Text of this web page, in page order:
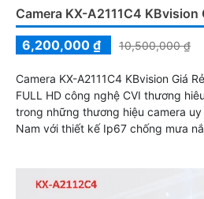
Camera KX-A2111C4 KBvision
6,200,000 ₫
10,500,000 ₫
Camera KX-A2111C4 KBvision Giá
FULL HD công nghệ CVI thương
trong những thương hiệu camera
Nam với thiết kế Ip67 chống mưa